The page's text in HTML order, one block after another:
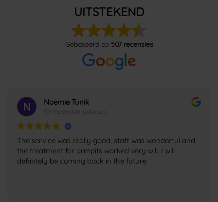
UITSTEKEND
Gebaseerd op 507 recensies
R Hashimi
10 maanden geleden
23 oktober 2025 was mijn eerste pigment leaser
behandeling + intakegesprek en ik voelde meteen op
me gemak zeer deskundig specialist als duidelijk en